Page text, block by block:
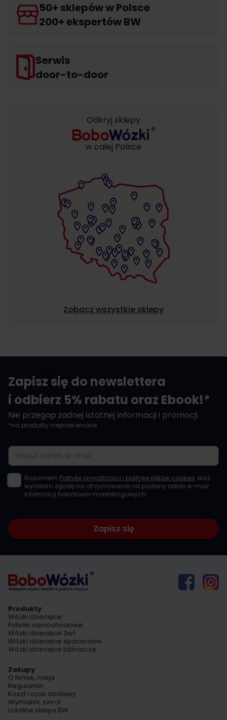
50+ sklepów w Polsce
200+ ekspertów BW
Serwis
door-to-door
Odkryj sklepy
w całej Polsce
Zobacz wszystkie sklepy
Zapisz się do newslettera
i odbierz 5% rabatu oraz Ebook!*
Nie przegap żadnej istotnej informacji i promocji.
*na produkty nieprzecenione
Adres e-mail
Rozumiem Politykę prywatności i politykę plików cookies oraz
wyrażam zgodę na otrzymywanie na podany adres e-mail
informacji handlowo-marketingowych.
Zapisz się
Produkty
Wózki dziecięce
Foteliki samochodowe
Wózki dziecięce 3w1
Wózki dziecięce spacerowe
Wózki dziecięce bliźniacze
Zakupy
O firmie, misja
Regulamin
Koszt i czas dostawy
Wymiana, zwrot
Lokalne sklepy BW